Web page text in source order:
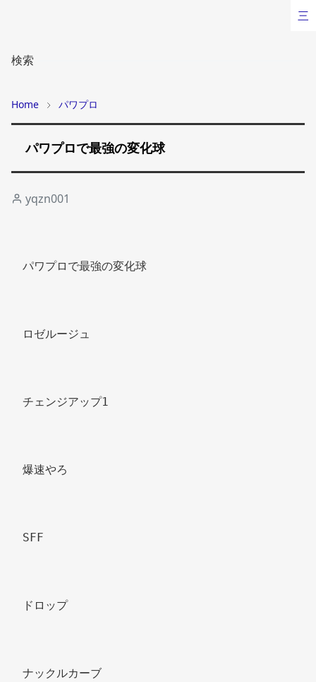
検索
Home パワプロ
パワプロで最強の変化球
yqzn001
パワプロで最強の変化球
ロゼルージュ
チェンジアップ1
爆速やろ
SFF
ドロップ
ナックルカーブ
三